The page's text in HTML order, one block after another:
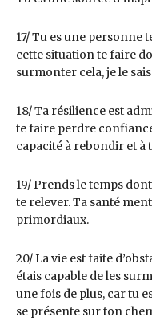
17/ Tu es une personne
cette situation te faire
surmonter cela, je le
18/ Ta résilience est
te faire perdre
capacité à rebondir et à
19/ Prends le temps
te relever. Ta santé
primordiaux.
20/ La vie est faite
étais capable de les
une fois de plus, car tu
se présente sur ton